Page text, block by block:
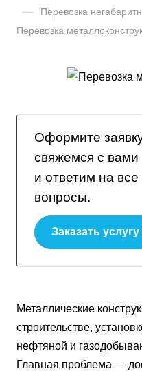
— Перевозка
Перевозка
Оформите
свяжемся с
и ответим на
вопросы.
Заказать услугу
Металлические
строительстве,
нефтяной и
Главная проблема —